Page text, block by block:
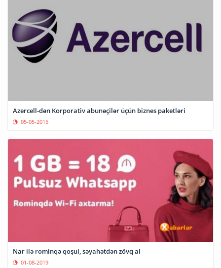
Azercell-dən Korporativ abunəçilər üçün biznes paketləri
05-05-2015
Nar ilə rominqə qoşul, səyahətdən zövq al
01-08-2019